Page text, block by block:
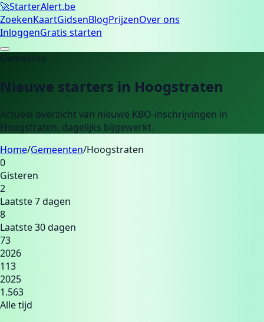
🚀StarterAlert.be
ZoekenKaartGidsenBlogPrijzenOver ons
InloggenGratis starten
Gemeente
Nieuwe starters in Hoogstraten
Actueel overzicht van nieuwe KBO-inschrijvingen in
Hoogstraten, dagelijks bijgewerkt.
Home/Gemeenten/Hoogstraten
0
Gisteren
2
Laatste 7 dagen
8
Laatste 30 dagen
73
2026
113
2025
1.563
Alle tijd